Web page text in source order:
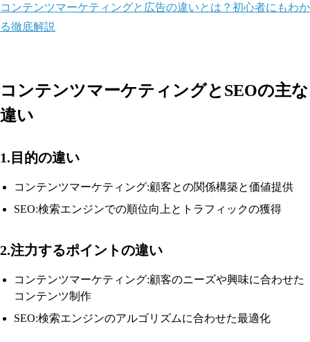
コンテンツマーケティングと広告の違いとは？初心者にもわか
る徹底解説
コンテンツマーケティングとSEOの主な
違い
1.目的の違い
コンテンツマーケティング:顧客との関係構築と価値提供
SEO:検索エンジンでの順位向上とトラフィックの獲得
2.注力するポイントの違い
コンテンツマーケティング:顧客のニーズや興味に合わせた
コンテンツ制作
SEO:検索エンジンのアルゴリズムに合わせた最適化